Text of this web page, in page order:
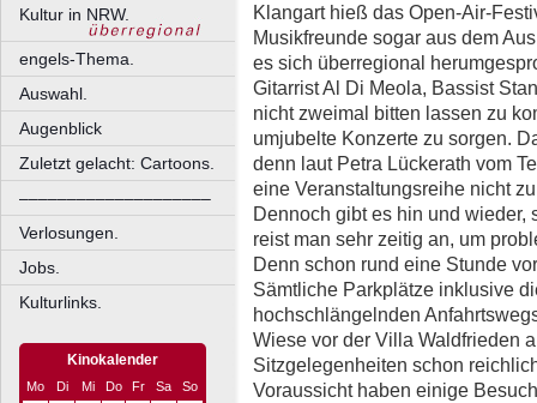
Kultur in NRW.
engels-Thema.
Auswahl.
Augenblick
Zuletzt gelacht: Cartoons.
––––––––––––––––––––
Verlosungen.
Jobs.
Kulturlinks.
Kinokalender
Mo Di Mi Do Fr Sa
So
Klangart hieß das Open-Air-
Musikfreunde sogar aus dem
es sich überregional
Gitarrist Al Di Meola, Bassist
nicht zweimal bitten lassen zu
umjubelte Konzerte zu sorgen.
denn laut Petra Lückerath vom
eine Veranstaltungsreihe nicht
Dennoch gibt es hin und wieder,
reist man sehr zeitig an, um
Denn schon rund eine Stunde
Sämtliche Parkplätze inklusive
hochschlängelnden
Wiese vor der Villa Waldfrieden
Sitzgelegenheiten schon
Voraussicht haben einige